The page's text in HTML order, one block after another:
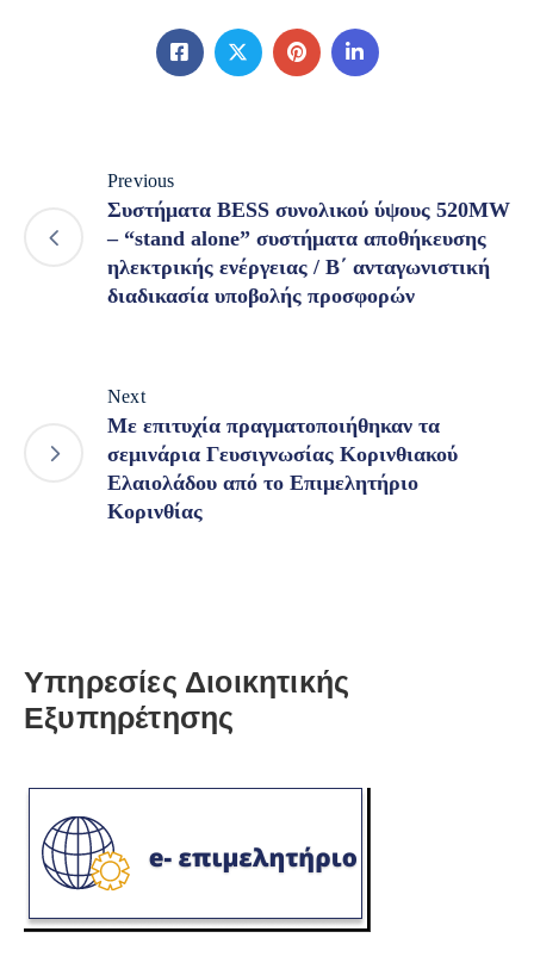
Previous
Συστήματα BESS συνολικού ύψους 520MW
– “stand alone” συστήματα αποθήκευσης
ηλεκτρικής ενέργειας / Β΄ ανταγωνιστική
διαδικασία υποβολής προσφορών
Next
Με επιτυχία πραγματοποιήθηκαν τα
σεμινάρια Γευσιγνωσίας Κορινθιακού
Ελαιολάδου από το Επιμελητήριο
Κορινθίας
Υπηρεσίες Διοικητικής
Εξυπηρέτησης